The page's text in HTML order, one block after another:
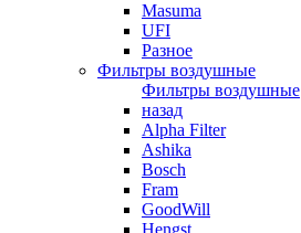
Masuma
UFI
Разное
Фильтры воздушные
Фильтры воздушные
назад
Alpha Filter
Ashika
Bosch
Fram
GoodWill
Hengst